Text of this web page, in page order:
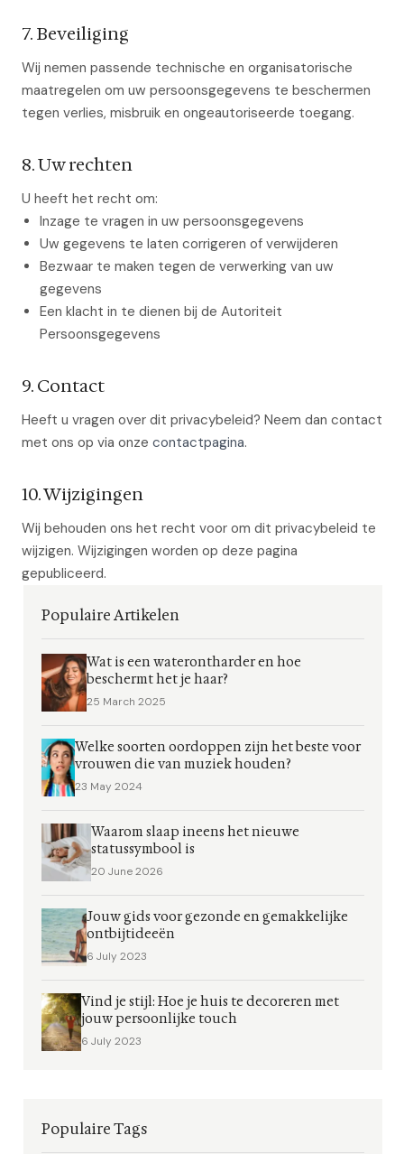
7. Beveiliging
Wij nemen passende technische en organisatorische
maatregelen om uw persoonsgegevens te beschermen
tegen verlies, misbruik en ongeautoriseerde toegang.
8. Uw rechten
U heeft het recht om:
Inzage te vragen in uw persoonsgegevens
Uw gegevens te laten corrigeren of verwijderen
Bezwaar te maken tegen de verwerking van uw
gegevens
Een klacht in te dienen bij de Autoriteit
Persoonsgegevens
9. Contact
Heeft u vragen over dit privacybeleid? Neem dan contact
met ons op via onze contactpagina.
10. Wijzigingen
Wij behouden ons het recht voor om dit privacybeleid te
wijzigen. Wijzigingen worden op deze pagina
gepubliceerd.
Populaire Artikelen
Wat is een waterontharder en hoe
beschermt het je haar?
25 March 2025
Welke soorten oordoppen zijn het beste voor
vrouwen die van muziek houden?
23 May 2024
Waarom slaap ineens het nieuwe
statussymbool is
20 June 2026
Jouw gids voor gezonde en gemakkelijke
ontbijtideeën
6 July 2023
Vind je stijl: Hoe je huis te decoreren met
jouw persoonlijke touch
6 July 2023
Populaire Tags